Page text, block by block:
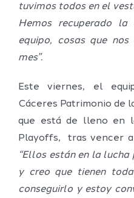
tuvimos todos en el
Hemos recuperado
equipo, cosas que
mes”.
Este viernes, el
Cáceres Patrimonio de
que está de lleno en
Playoffs, tras vencer
“Ellos están en la
y creo que tienen
conseguirlo y estoy